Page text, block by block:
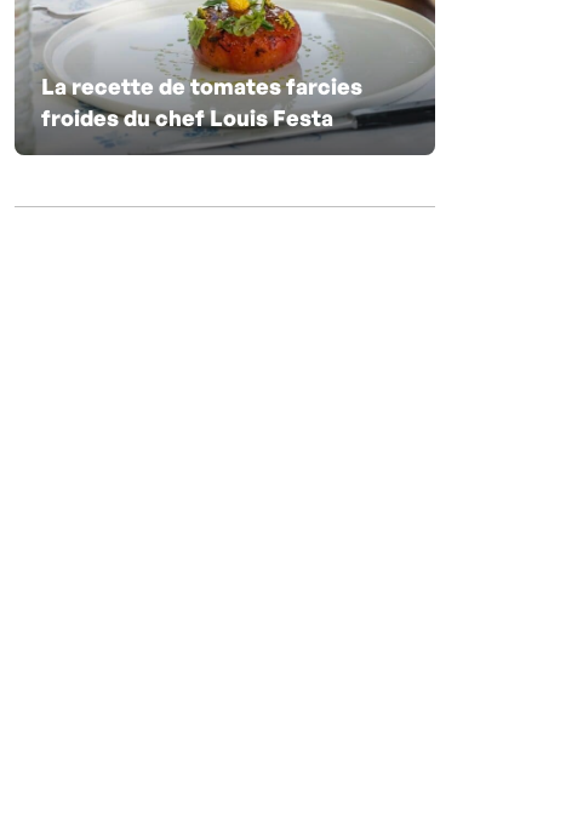
La recette de tomates farcies
froides du chef Louis Festa